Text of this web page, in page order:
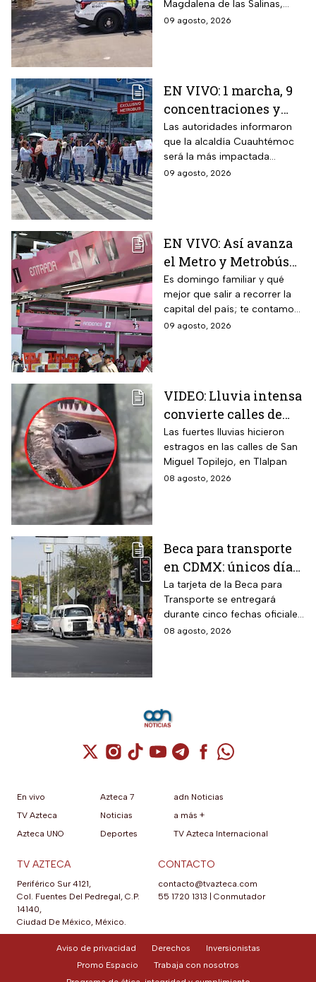
Magdalena de las Salinas,
GAM. Vecina denuncia intento
09 agosto, 2026
EN VIVO: 1 marcha, 9
concentraciones y
eventos en CDMX hoy
domingo 9 de agosto
Las autoridades informaron
que la alcaldía Cuauhtémoc
será la más impactada
durante este domingo; sigue
09 agosto, 2026
EN VIVO: Así avanza
el Metro y Metrobús
CDMX hoy domingo 9
de agosto
Es domingo familiar y qué
mejor que salir a recorrer la
capital del país; te contamos
cómo van los principales
09 agosto, 2026
VIDEO: Lluvia intensa
convierte calles de
Tlalpan en ríos
Las fuertes lluvias hicieron
estragos en las calles de San
Miguel Topilejo, en Tlalpan
08 agosto, 2026
Beca para transporte
en CDMX: únicos días
para recoger la tarjeta
si te atrasaste
La tarjeta de la Beca para
Transporte se entregará
durante cinco fechas oficiales
en la CDMX; estos son los
08 agosto, 2026
Cuenta de X / Twitter (se abre en una
Cuenta de Instagram (se abre en una
Cuenta de TikTok (se abre en
Cuenta de YouTube (se abre
Cuenta de Telegram (se
Cuenta de
Cuenta de
En vivo
TV Azteca
Azteca UNO
Azteca 7
Noticias
Deportes
adn Noticias
a más +
TV Azteca Internacional
TV AZTECA
Periférico Sur 4121,
Col. Fuentes Del Pedregal, C.P.
14140,
Ciudad De México, México.
CONTACTO
contacto@tvazteca.com
55 1720 1313
Conmutador
Aviso de privacidad Derechos
Inversionistas
Promo Espacio
Trabaja con nosotros